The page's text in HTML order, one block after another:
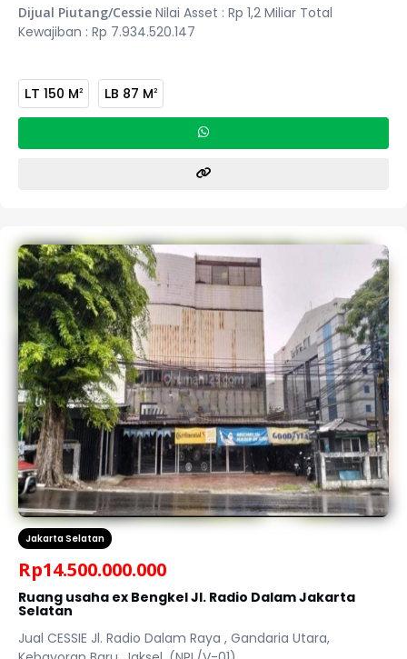
Dijual Piutang/Cessie Nilai Asset : Rp 1,2 Miliar Total
Kewajiban : Rp 7.934.520.147
LT 150 M2 LB 87 M2
Jakarta Selatan
Rp14.500.000.000
Ruang usaha ex Bengkel Jl. Radio Dalam Jakarta
Selatan
Jual CESSIE Jl. Radio Dalam Raya , Gandaria Utara,